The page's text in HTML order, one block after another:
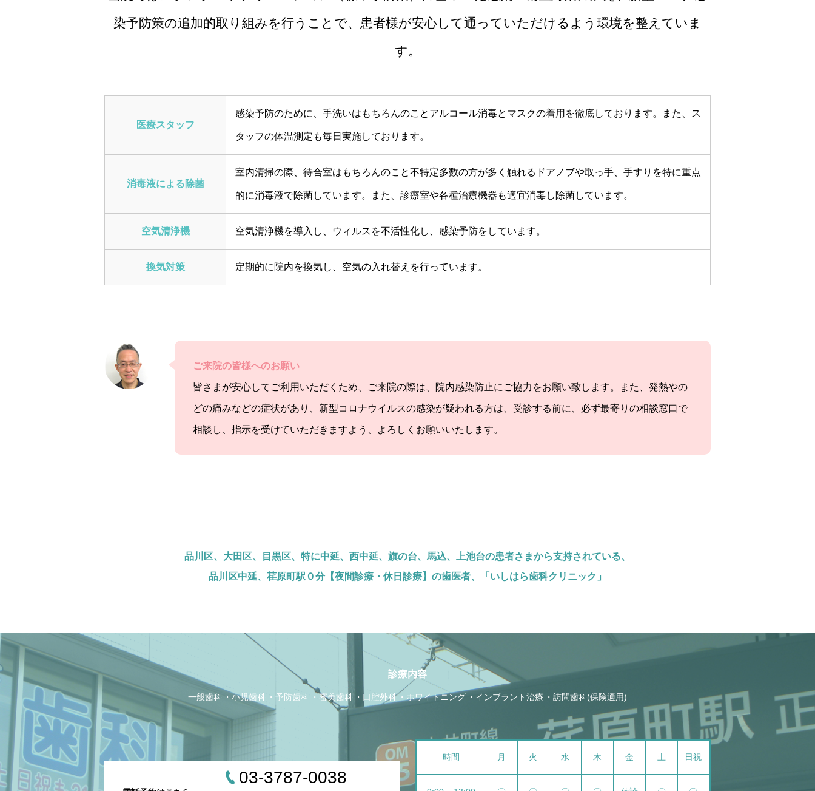
染予防策の追加的取り組みを行うことで、患者様が安心して通っていただけるよう環境を整えていま
す。
医療スタッフ
感染予防のために、手洗いはもちろんのことアルコール消毒とマスクの着用を徹底しております。また、ス
タッフの体温測定も毎日実施しております。
消毒液による除菌
室内清掃の際、待合室はもちろんのこと不特定多数の方が多く触れるドアノブや取っ手、手すりを特に重点
的に消毒液で除菌しています。また、診療室や各種治療機器も適宜消毒し除菌しています。
空気清浄機 空気清浄機を導入し、ウィルスを不活性化し、感染予防をしています。
換気対策 定期的に院内を換気し、空気の入れ替えを行っています。
ご来院の皆様へのお願い
皆さまが安心してご利用いただくため、ご来院の際は、院内感染防止にご協力をお願い致します。また、発熱やの
どの痛みなどの症状があり、新型コロナウイルスの感染が疑われる方は、受診する前に、必ず最寄りの相談窓口で
相談し、指示を受けていただきますよう、よろしくお願いいたします。
品川区、大田区、目黒区、特に中延、西中延、旗の台、馬込、上池台の患者さまから支持されている、
品川区中延、荏原町駅０分【夜間診療・休日診療】の歯医者、「いしはら歯科クリニック」
診療内容
一般歯科 小児歯科 予防歯科 審美歯科 口腔外科 ホワイトニング インプラント治療 訪問歯科(保険適用)
03-3787-0038
時間 月 火 水 木 金 土 日祝